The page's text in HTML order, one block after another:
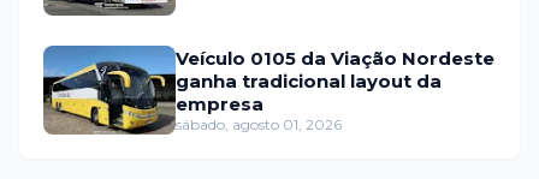
Veículo 0105 da Viação Nordeste
ganha tradicional layout da
empresa
sábado, agosto 01, 2026